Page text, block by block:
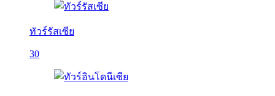
ทัวร์รัสเซีย
30